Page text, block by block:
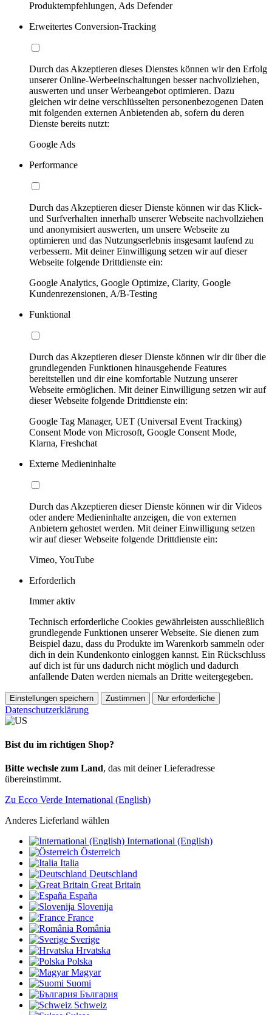
Produktempfehlungen, Ads Defender
Erweitertes Conversion-Tracking
Durch das Akzeptieren dieses Dienstes können wir den Erfolg
unserer Online-Werbeeinschaltungen besser nachvollziehen,
auswerten und unser Werbeangebot optimieren. Dazu
gleichen wir deine verschlüsselten personenbezogenen Daten
mit folgenden externen Anbietenden ab, sofern du deren
Dienste bereits nutzt:
Google Ads
Performance
Durch das Akzeptieren dieser Dienste können wir das Klick-
und Surfverhalten innerhalb unserer Webseite nachvollziehen
und anonymisiert auswerten, um unsere Webseite zu
optimieren und das Nutzungserlebnis insgesamt laufend zu
verbessern. Mit deiner Einwilligung setzen wir auf dieser
Webseite folgende Drittdienste ein:
Google Analytics, Google Optimize, Clarity, Google
Kundenrezensionen, A/B-Testing
Funktional
Durch das Akzeptieren dieser Dienste können wir dir über die
grundlegenden Funktionen hinausgehende Features
bereitstellen und dir eine komfortable Nutzung unserer
Webseite ermöglichen. Mit deiner Einwilligung setzen wir auf
dieser Webseite folgende Drittdienste ein:
Google Tag Manager, UET (Universal Event Tracking)
Consent Mode von Microsoft, Google Consent Mode,
Klarna, Freshchat
Externe Medieninhalte
Durch das Akzeptieren dieser Dienste können wir dir Videos
oder andere Medieninhalte anzeigen, die von externen
Anbietern gehostet werden. Mit deiner Einwilligung setzen
wir auf dieser Webseite folgende Drittdienste ein:
Vimeo, YouTube
Erforderlich
Immer aktiv
Technisch erforderliche Cookies gewährleisten ausschließlich
grundlegende Funktionen unserer Webseite. Sie dienen zum
Beispiel dazu, dass du Produkte im Warenkorb sammeln oder
dich in dein Kundenkonto einloggen kannst. Ein Rückschluss
auf dich ist für uns dadurch nicht möglich und dadurch
anfallende Daten werden niemals an Dritte weitergegeben.
Einstellungen speichern Zustimmen Nur erforderliche
Datenschutzerklärung
Bist du im richtigen Shop?
Bitte wechsle zum Land, das mit deiner Lieferadresse
übereinstimmt.
Zu Ecco Verde International (English)
Anderes Lieferland wählen
International (English)
Österreich
Italia
Deutschland
Great Britain
España
Slovenija
France
România
Sverige
Hrvatska
Polska
Magyar
Suomi
България
Schweiz